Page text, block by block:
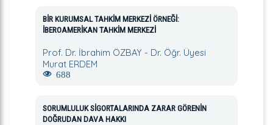
BİR KURUMSAL TAHKİM MERKEZİ ÖRNEĞİ:
İBEROAMERİKAN TAHKİM MERKEZİ
Prof. Dr. İbrahim ÖZBAY - Dr. Öğr. Üyesi
Murat ERDEM
688
SORUMLULUK SİGORTALARINDA ZARAR GÖRENİN
DOĞRUDAN DAVA HAKKI